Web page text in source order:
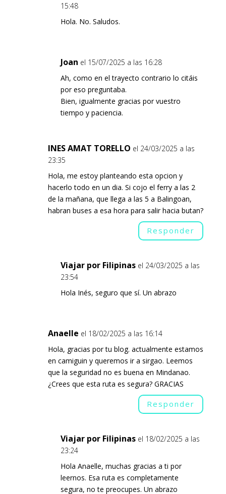
15:48
Hola. No. Saludos.
Joan el 15/07/2025 a las 16:28
Ah, como en el trayecto contrario lo citáis
por eso preguntaba.
Bien, igualmente gracias por vuestro
tiempo y paciencia.
INES AMAT TORELLO el 24/03/2025 a las
23:35
Hola, me estoy planteando esta opcion y
hacerlo todo en un dia. Si cojo el ferry a las 2
de la mañana, que llega a las 5 a Balingoan,
habran buses a esa hora para salir hacia butan?
Responder
Viajar por Filipinas el 24/03/2025 a las
23:54
Hola Inés, seguro que sí. Un abrazo
Anaelle el 18/02/2025 a las 16:14
Hola, gracias por tu blog. actualmente estamos
en camiguin y queremos ir a sirgao. Leemos
que la seguridad no es buena en Mindanao.
¿Crees que esta ruta es segura? GRACIAS
Responder
Viajar por Filipinas el 18/02/2025 a las
23:24
Hola Anaelle, muchas gracias a ti por
leernos. Esa ruta es completamente
segura, no te preocupes. Un abrazo